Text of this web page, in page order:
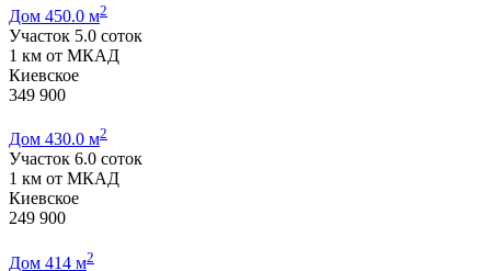
Дом 450.0 м2
Участок 5.0 соток
1 км от МКАД
Киевское
349 900
Дом 430.0 м2
Участок 6.0 соток
1 км от МКАД
Киевское
249 900
Дом 414 м2